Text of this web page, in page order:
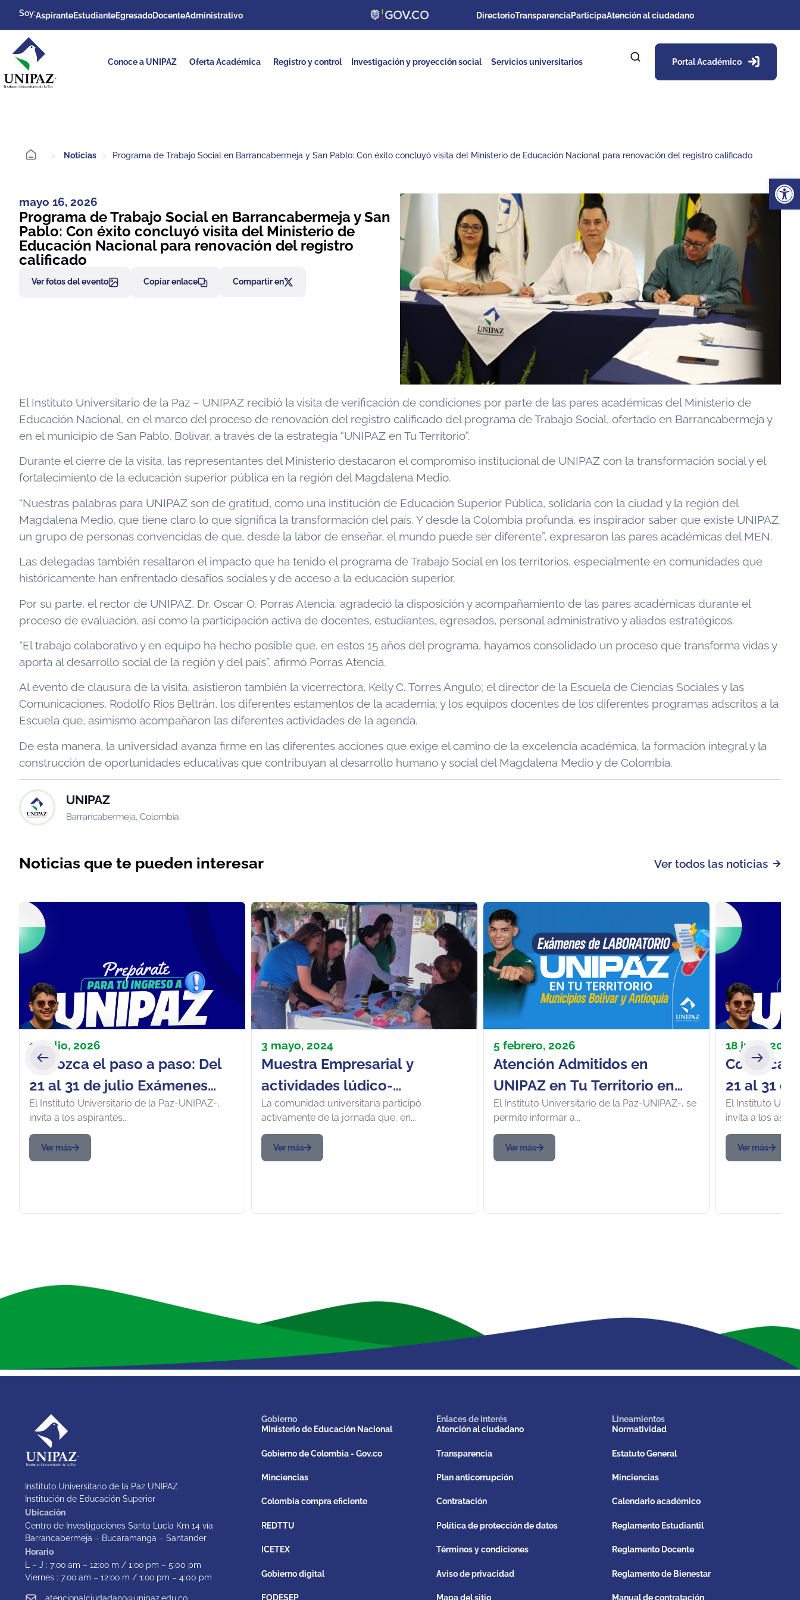
Soy:AspiranteEstudianteEgresadoDocenteAdministrativo DirectorioTransparenciaParticipaAtención al ciudadano
Conoce a UNIPAZ Oferta Académica Registro y control Investigación y proyección social Servicios universitarios Portal Académico
> Noticias > Programa de Trabajo Social en Barrancabermeja y San Pablo: Con éxito concluyó visita del Ministerio de Educación Nacional para renovación del registro calificado
mayo 16, 2026
Programa de Trabajo Social en Barrancabermeja y San
Pablo: Con éxito concluyó visita del Ministerio de
Educación Nacional para renovación del registro
calificado
Ver fotos del evento Copiar enlace Compartir en
El Instituto Universitario de la Paz – UNIPAZ recibió la visita de verificación de condiciones por parte de las pares académicas del Ministerio de
Educación Nacional, en el marco del proceso de renovación del registro calificado del programa de Trabajo Social, ofertado en Barrancabermeja y
en el municipio de San Pablo, Bolívar, a través de la estrategia “UNIPAZ en Tu Territorio”.
Durante el cierre de la visita, las representantes del Ministerio destacaron el compromiso institucional de UNIPAZ con la transformación social y el
fortalecimiento de la educación superior pública en la región del Magdalena Medio.
“Nuestras palabras para UNIPAZ son de gratitud, como una institución de Educación Superior Pública, solidaria con la ciudad y la región del
Magdalena Medio, que tiene claro lo que significa la transformación del país. Y desde la Colombia profunda, es inspirador saber que existe UNIPAZ,
un grupo de personas convencidas de que, desde la labor de enseñar, el mundo puede ser diferente”, expresaron las pares académicas del MEN.
Las delegadas también resaltaron el impacto que ha tenido el programa de Trabajo Social en los territorios, especialmente en comunidades que
históricamente han enfrentado desafíos sociales y de acceso a la educación superior.
Por su parte, el rector de UNIPAZ, Dr. Oscar O. Porras Atencia, agradeció la disposición y acompañamiento de las pares académicas durante el
proceso de evaluación, así como la participación activa de docentes, estudiantes, egresados, personal administrativo y aliados estratégicos.
“El trabajo colaborativo y en equipo ha hecho posible que, en estos 15 años del programa, hayamos consolidado un proceso que transforma vidas y
aporta al desarrollo social de la región y del país”, afirmó Porras Atencia.
Al evento de clausura de la visita, asistieron también la vicerrectora, Kelly C. Torres Angulo; el director de la Escuela de Ciencias Sociales y las
Comunicaciones, Rodolfo Ríos Beltrán, los diferentes estamentos de la academia; y los equipos docentes de los diferentes programas adscritos a la
Escuela que, asimismo acompañaron las diferentes actividades de la agenda.
De esta manera, la universidad avanza firme en las diferentes acciones que exige el camino de la excelencia académica, la formación integral y la
construcción de oportunidades educativas que contribuyan al desarrollo humano y social del Magdalena Medio y de Colombia.
Noticias que te pueden interesar Ver todos las noticias
18 julio, 2026
Conozca el paso a paso: Del
21 al 31 de julio Exámenes
Médicos y de Laboratorio
para Admitidos en
Barrancabermeja
El Instituto Universitario de la Paz-UNIPAZ-,
invita a los aspirantes...
Ver más
3 mayo, 2024
Muestra Empresarial y
actividades lúdico-
recreativas hicieron parte de
la conmemoración del Día
Mundial de la Seguridad y
La comunidad universitaria participó
activamente de la jornada que, en...
Ver más
5 febrero, 2026
Atención Admitidos en
UNIPAZ en Tu Territorio en
Bolívar y Antioquia:
Exámenes Médicos y de
Laboratorio y Compra del
El Instituto Universitario de la Paz-UNIPAZ-, se
permite informar a...
Ver más
18 julio, 2026
Conozca
21 al 31
Médicos
El Instituto
invita a los
Ver más
Instituto Universitario de la Paz UNIPAZ
Institución de Educación Superior
Ubicación
Centro de Investigaciones Santa Lucía Km 14 vía
Barrancabermeja – Bucaramanga – Santander
Horario
L – J : 7:oo am – 12:oo m / 1:oo pm – 5:00 pm
Viernes : 7:oo am – 12:oo m / 1:oo pm – 4:00 pm
Gobierno
Ministerio de Educación Nacional
Gobierno de Colombia - Gov.co
Minciencias
Colombia compra eficiente
REDTTU
ICETEX
Gobierno digital
FODESEP
Enlaces de interés
Atención al ciudadano
Transparencia
Plan anticorrupción
Contratación
Política de protección de datos
Términos y condiciones
Aviso de privacidad
Mapa del sitio
Lineamientos
Normatividad
Estatuto General
Minciencias
Calendario académico
Reglamento Estudiantil
Reglamento Docente
Reglamento de Bienestar
Manual de contratación